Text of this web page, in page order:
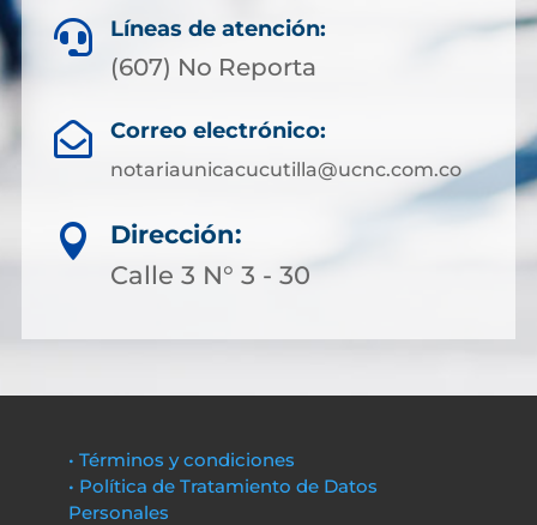
 Líneas de atención:
(607) No Reporta
 Correo electrónico:
notariaunicacucutilla@ucnc.com.co

Dirección:
Calle 3 N° 3 - 30
• Términos y condiciones
• Política de Tratamiento de Datos
Personales